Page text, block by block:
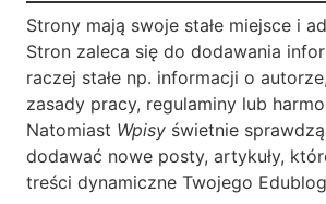
Strony mają swoje stałe miejsce i
Stron zaleca się do dodawania
raczej stałe np. informacji o
zasady pracy, regulaminy lub
Natomiast Wpisy świetnie
dodawać nowe posty, artykuły,
treści dynamiczne Twojego